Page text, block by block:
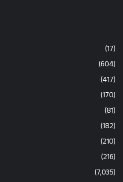
(17)
(604)
(417)
(170)
(81)
(182)
(210)
(216)
(7,035)